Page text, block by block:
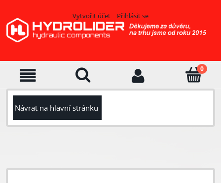
Vytvořit účet Přihlásit se
Návrat na hlavní stránku